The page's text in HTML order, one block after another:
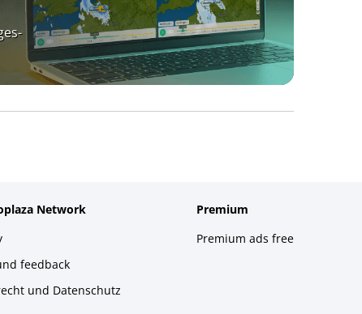
Network
feedback
und Datenschutz
Premium
Premium ads free